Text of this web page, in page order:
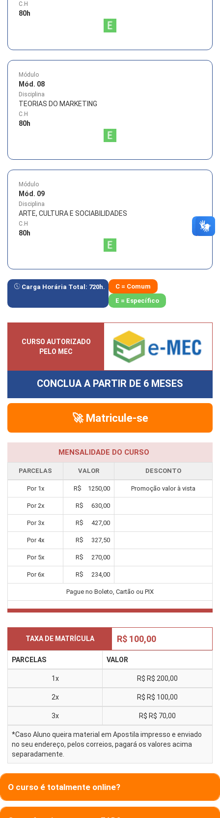
C.H
80h
Módulo
Mód. 08
Disciplina
TEORIAS DO MARKETING
C.H
80h
Módulo
Mód. 09
Disciplina
ARTE, CULTURA E SOCIABILIDADES
C.H
80h
Carga Horária Total: 720h.
C = Comum
E = Específico
CURSO AUTORIZADO
PELO MEC
CONCLUA A PARTIR DE 6 MESES
🚀 Matricule-se
MENSALIDADE DO CURSO
PARCELAS VALOR DESCONTO
Por 1x R$ 1250,00 Promoção valor à vista
Por2x R$ 630,00
Por 3x R$ 427,00
Por4x R$ 327,50
Por 5x R$ 270,00
Por6x R$ 234,00
Pague no Boleto, Cartão ou PIX
TAXA DE MATRÍCULA R$ 100,00
PARCELAS VALOR
1x R$ R$ 200,00
2x R$ R$ 100,00
3x R$ R$ 70,00
*Caso Aluno queira material em Apostila impresso e enviado
no seu endereço, pelos correios, pagará os valores acima
separadamente.
O curso é totalmente online?